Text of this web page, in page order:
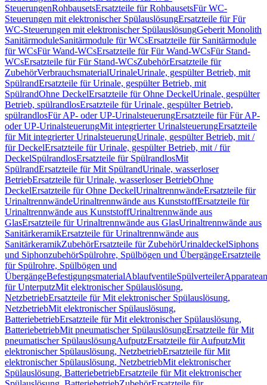
SteuerungenRohbausetsErsatzteile für RohbausetsFür WC-
Steuerungen mit elektronischer SpülauslösungErsatzteile für Für
WC-Steuerungen mit elektronischer SpülauslösungGeberit Monolith
SanitärmoduleSanitärmodule für WCsErsatzteile für Sanitärmodule
für WCsFür Wand-WCsErsatzteile für Für Wand-WCsFür Stand-
WCsErsatzteile für Für Stand-WCsZubehörErsatzteile für
ZubehörVerbrauchsmaterialUrinaleUrinale, gespülter Betrieb, mit
SpülrandErsatzteile für Urinale, gespülter Betrieb, mit
SpülrandOhne DeckelErsatzteile für Ohne DeckelUrinale, gespülter
Betrieb, spülrandlosErsatzteile für Urinale, gespülter Betrieb,
spülrandlosFür AP- oder UP-UrinalsteuerungErsatzteile für Für AP-
oder UP-UrinalsteuerungMit integrierter UrinalsteuerungErsatzteile
für Mit integrierter UrinalsteuerungUrinale, gespülter Betrieb, mit /
für DeckelErsatzteile für Urinale, gespülter Betrieb, mit / für
DeckelSpülrandlosErsatzteile für SpülrandlosMit
SpülrandErsatzteile für Mit SpülrandUrinale, wasserloser
BetriebErsatzteile für Urinale, wasserloser BetriebOhne
DeckelErsatzteile für Ohne DeckelUrinaltrennwändeErsatzteile für
UrinaltrennwändeUrinaltrennwände aus KunststoffErsatzteile für
Urinaltrennwände aus KunststoffUrinaltrennwände aus
GlasErsatzteile für Urinaltrennwände aus GlasUrinaltrennwände aus
SanitärkeramikErsatzteile für Urinaltrennwände aus
SanitärkeramikZubehörErsatzteile für ZubehörUrinaldeckelSiphons
und SiphonzubehörSpülrohre, Spülbögen und ÜbergängeErsatzteile
für Spülrohre, Spülbögen und
ÜbergängeBefestigungsmaterialAblaufventileSpülverteiler
für UnterputzMit elektronischer Spülauslösung,
NetzbetriebErsatzteile für Mit elektronischer Spülauslösung,
NetzbetriebMit elektronischer Spülauslösung,
BatteriebetriebErsatzteile für Mit elektronischer Spülauslösung,
BatteriebetriebMit pneumatischer SpülauslösungErsatzteile für Mit
pneumatischer SpülauslösungAufputzErsatzteile für AufputzMit
elektronischer Spülauslösung, NetzbetriebErsatzteile für Mit
elektronischer Spülauslösung, NetzbetriebMit elektronischer
Spülauslösung, BatteriebetriebErsatzteile für Mit elektronischer